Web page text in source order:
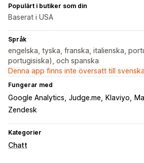
Populärt i butiker som din
Baserat i USA
Språk
engelska, tyska, franska, italienska,
portugisiska), och spanska
Denna app finns inte översatt till svenska
Fungerar med
Google Analytics Judge.me Klaviyo
Zendesk
Kategorier
Chatt